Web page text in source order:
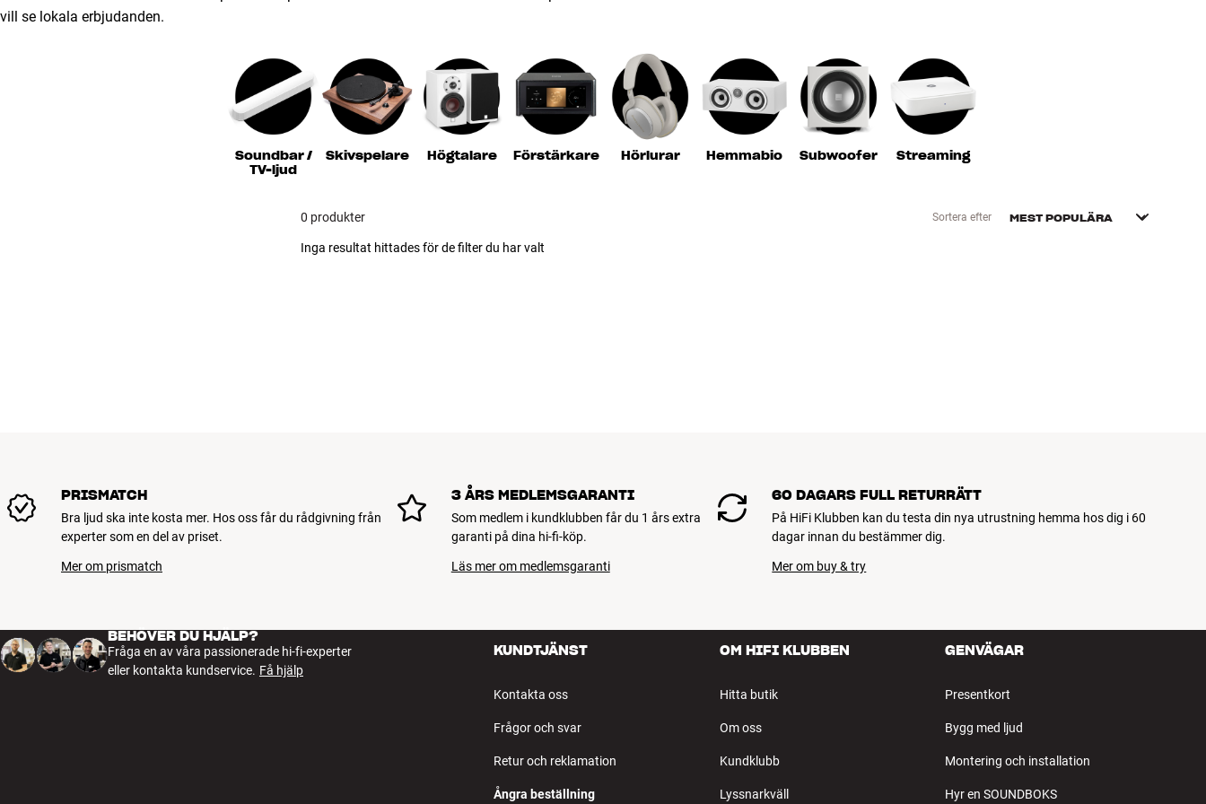
vill se lokala erbjudanden.
Soundbar /
TV-ljud
Skivspelare Högtalare Förstärkare Hörlurar Hemmabio Subwoofer Streaming
0 produkter Sortera efter
Inga resultat hittades för de filter du har valt
PRISMATCH
Bra ljud ska inte kosta mer. Hos oss får du rådgivning från
experter som en del av priset.
Mer om prismatch
3 ÅRS MEDLEMSGARANTI
Som medlem i kundklubben får du 1 års extra
garanti på dina hi-fi-köp.
Läs mer om medlemsgaranti
60 DAGARS FULL RETURRÄTT
På HiFi Klubben kan du testa din nya utrustning hemma hos dig i 60
dagar innan du bestämmer dig.
Mer om buy & try
BEHÖVER DU HJÄLP?
Fråga en av våra passionerade hi-fi-experter
eller kontakta kundservice. Få hjälp
KUNDTJÄNST
Kontakta oss
Frågor och svar
Retur och reklamation
Ångra beställning
OM HIFI KLUBBEN
Hitta butik
Om oss
Kundklubb
Lyssnarkväll
GENVÄGAR
Presentkort
Bygg med ljud
Montering och installation
Hyr en SOUNDBOKS